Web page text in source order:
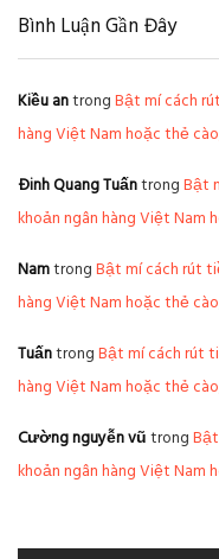
Bình Luận Gần Đây
Kiều antrongBật mí cách
hàng Việt Nam hoặc thẻ
Đinh Quang TuấntrongBật
khoản ngân hàng Việt Nam
NamtrongBật mí cách rút
hàng Việt Nam hoặc thẻ
TuấntrongBật mí cách rút
hàng Việt Nam hoặc thẻ
Cường nguyễn vũtrong
khoản ngân hàng Việt Nam